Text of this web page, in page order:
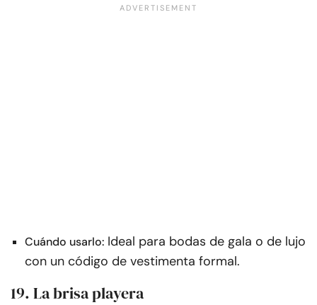
Cuándo usarlo: Ideal para bodas de gala o de lujo
con un código de vestimenta formal.
19. La brisa playera